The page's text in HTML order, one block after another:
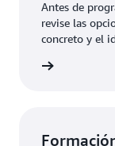
Antes de
revise las
concreto y el